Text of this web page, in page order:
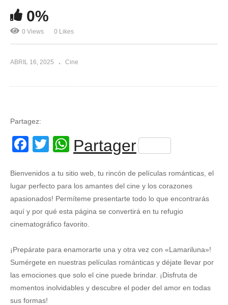
0%
0 Views 0 Likes
ABRIL 16, 2025 Cine
Partagez:
Facebook
Twitter
WhatsApp
Partager
Bienvenidos a tu sitio web, tu rincón de películas románticas, el
lugar perfecto para los amantes del cine y los corazones
apasionados! Permíteme presentarte todo lo que encontrarás
aquí y por qué esta página se convertirá en tu refugio
cinematográfico favorito.
¡Prepárate para enamorarte una y otra vez con «Lamariluna»!
Sumérgete en nuestras películas románticas y déjate llevar por
las emociones que solo el cine puede brindar. ¡Disfruta de
momentos inolvidables y descubre el poder del amor en todas
sus formas!